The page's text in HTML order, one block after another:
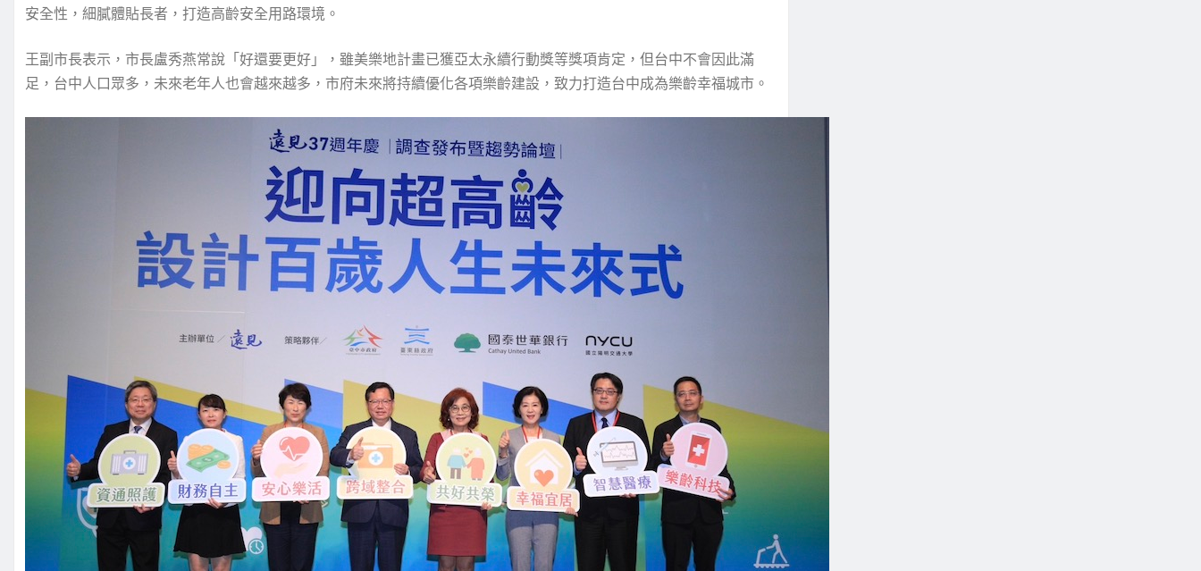
安全性，細膩體貼長者，打造高齡安全用路環境。
王副市長表示，市長盧秀燕常說「好還要更好」，雖美樂地計畫已獲亞太永續行動獎等獎項肯定，但台中不會因此滿
足，台中人口眾多，未來老年人也會越來越多，市府未來將持續優化各項樂齡建設，致力打造台中成為樂齡幸福城市。